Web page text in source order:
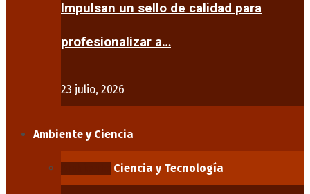
Impulsan un sello de calidad para
profesionalizar a…
23 julio, 2026
Ambiente y Ciencia
Ciencia y Tecnología